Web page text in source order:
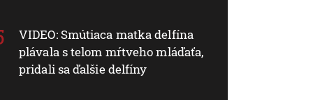
VIDEO: Smútiaca matka delfína
plávala s telom mŕtveho mláďaťa,
pridali sa ďalšie delfíny